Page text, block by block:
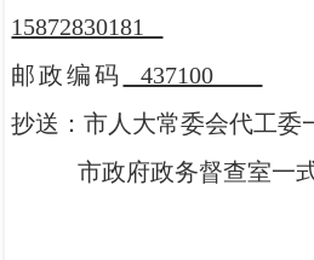
15872830181
邮政编码
437100
抄送：市人大常委会代工委
市政府政务督查室一